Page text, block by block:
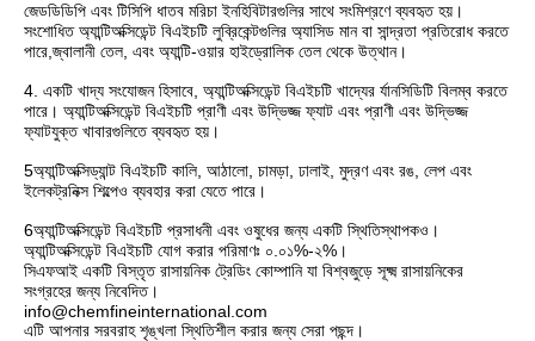
জেডডিডিপি এবং টিসিপি ধাতব মরিচা ইনহিবিটারগুলির সাথে সংমিশ্রণে ব্যবহৃত হয়।
সংশোধিত অ্যান্টিঅক্সিডেন্ট বিএইচটি লুব্রিকেন্টগুলির অ্যাসিড মান বা সান্দ্রতা প্রতিরোধ করতে
পারে,জ্বালানী তেল, এবং অ্যান্টি-ওয়ার হাইড্রোলিক তেল থেকে উত্থান।
4. একটি খাদ্য সংযোজন হিসাবে, অ্যান্টিঅক্সিডেন্ট বিএইচটি খাদ্যের র্যানসিডিটি বিলম্ব করতে
পারে। অ্যান্টিঅক্সিডেন্ট বিএইচটি প্রাণী এবং উদ্ভিজ্জ ফ্যাট এবং প্রাণী এবং উদ্ভিজ্জ
ফ্যাটযুক্ত খাবারগুলিতে ব্যবহৃত হয়।
5অ্যান্টিঅক্সিড্যান্ট বিএইচটি কালি, আঠালো, চামড়া, ঢালাই, মুদ্রণ এবং রঙ, লেপ এবং
ইলেকট্রনিক্স শিল্পেও ব্যবহার করা যেতে পারে।
6অ্যান্টিঅক্সিডেন্ট বিএইচটি প্রসাধনী এবং ওষুধের জন্য একটি স্থিতিস্থাপকও।
অ্যান্টিঅক্সিডেন্ট বিএইচটি যোগ করার পরিমাণঃ ০.০১%-২%।
সিএফআই একটি বিস্তৃত রাসায়নিক ট্রেডিং কোম্পানি যা বিশ্বজুড়ে সূক্ষ্ম রাসায়নিকের
সংগ্রহের জন্য নিবেদিত।
info@chemfineinternational.com
এটি আপনার সরবরাহ শৃঙ্খলা স্থিতিশীল করার জন্য সেরা পছন্দ।